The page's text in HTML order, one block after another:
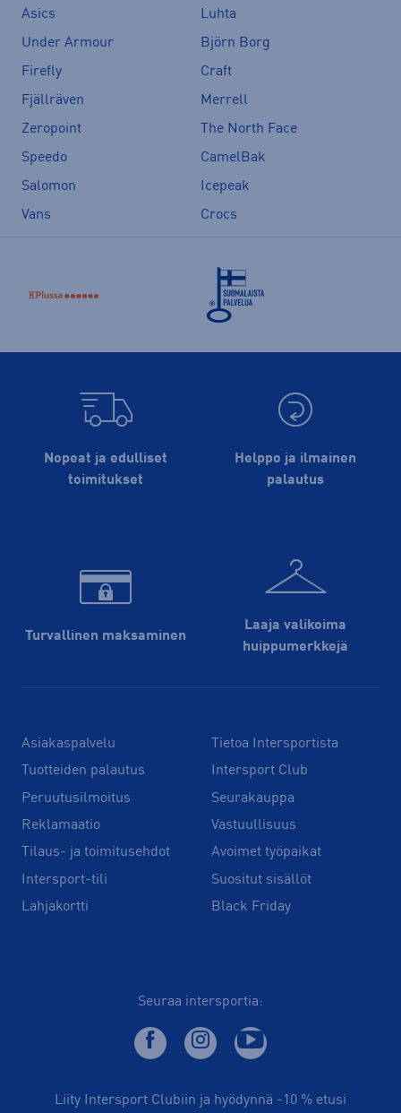
Asics
Luhta
Under Armour
Björn Borg
Firefly
Craft
Fjällräven
Merrell
Zeropoint
The North Face
Speedo
CamelBak
Salomon
Icepeak
Vans
Crocs
Nopeat ja edulliset
toimitukset
Helppo ja ilmainen
palautus
Turvallinen maksaminen
Laaja valikoima
huippu­merkkejä
Asiakaspalvelu
Tuotteiden palautus
Peruutusilmoitus
Reklamaatio
Tilaus- ja toimitusehdot
Intersport-tili
Lahjakortti
Tietoa Intersportista
Intersport Club
Seurakauppa
Vastuullisuus
Avoimet työpaikat
Suositut sisällöt
Black Friday
Seuraa intersportia:
Liity Intersport Clubiin ja hyödynnä -10 % etusi